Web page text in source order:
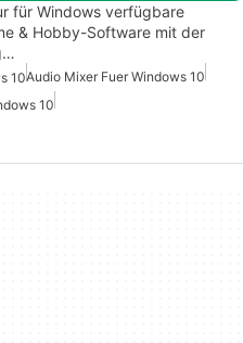
für Windows verfügbare
& Hobby-Software mit der
10Audio Mixer Fuer Windows 10
10